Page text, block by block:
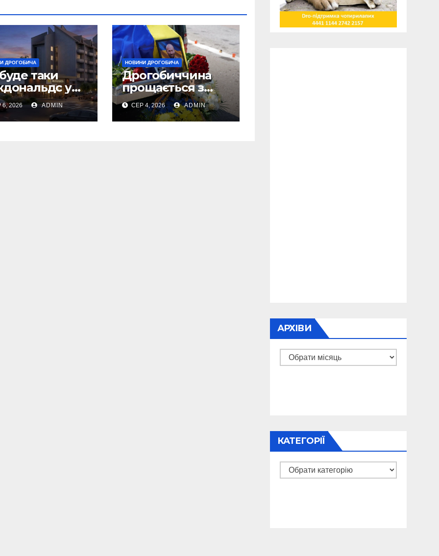
ДРОГОБИЧА
таки
у
2026 ADMIN
НОВИНИ ДРОГОБИЧА
Дрогобиччина
прощається з
полеглим Воїном
Олегом Торським
СЕР 4, 2026 ADMIN
АРХІВИ
Архіви
КАТЕГОРІЇ
Категорії